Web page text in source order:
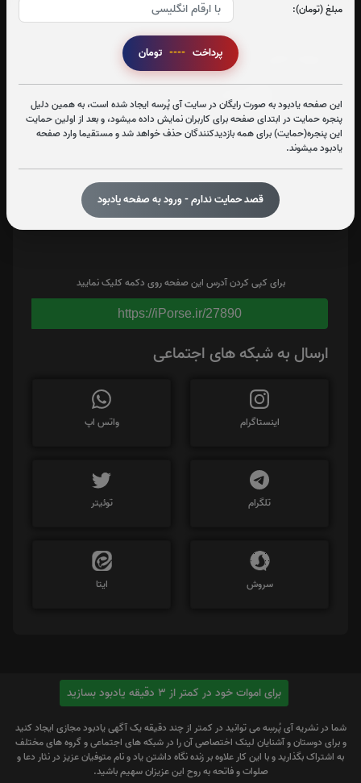
مبلغ (تومان):
پرداخت ----
این صفحه یادبود به صورت رایگان در سایت آی پُرسه ایجاد شده است، به همین دلیل
پنجره حمایت در ابتدای صفحه برای کاربران نمایش داده میشود، و بعد از اولین حمایت
این پنجره(حمایت) برای همه بازدیدکنندگان حذف خواهد شد و مستقیما وارد صفحه
یادبود میشوند.
قصد حمایت ندارم - ورود به صفحه یادبود
تعداد بازدید : 404
برای کپی کردن آدرس این صفحه روی دکمه کلیک نمایید
https://iPorse.ir/27890
ارسال به شبکه های اجتماعی
اینستاگرام واتس اپ
تلگرام توئیتر
سروش ایتا
برای اموات خود در کمتر از 3 دقیقه یادبود بسازید
شما در نشریه آی پُرسِه می توانید در کمتر از چند دقیقه یک آگهی یادبود مجازی ایجاد کنید
و برای دوستان و آشنایان لینک اختصاصی آن را در شبکه های اجتماعی و گروه های مختلف
به اشتراک بگذارید و با این کار علاوه بر زنده نگاه داشتن یاد و نام متوفیان عزیز در نثار دعا و
صلوات و فاتحه به روح این عزیزان سهیم باشید.